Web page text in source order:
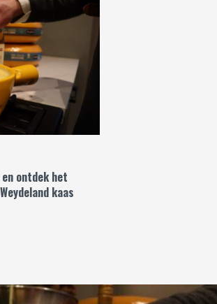
ontdek het
kaas